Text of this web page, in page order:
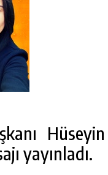
yayınladı.
KURSU
GEZISI.